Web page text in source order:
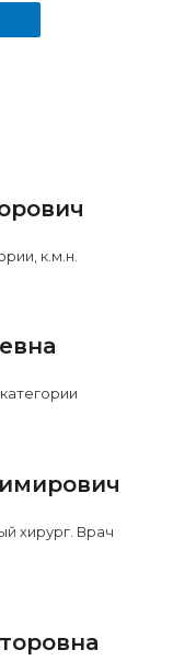
к.м.н.
хирург. Врач